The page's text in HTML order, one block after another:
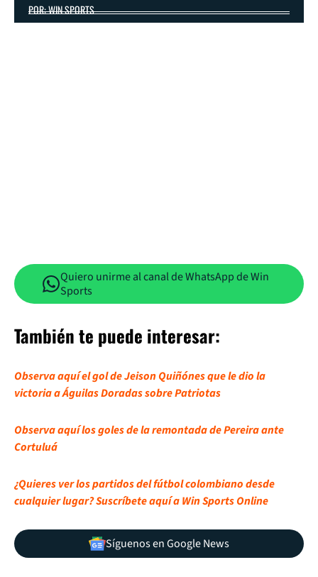
POR: WIN SPORTS
Quiero unirme al canal de WhatsApp de Win
Sports
También te puede interesar:
Observa aquí el gol de Jeison Quiñónes que le dio la
victoria a Águilas Doradas sobre Patriotas
Observa aquí los goles de la remontada de Pereira ante
Cortuluá
¿Quieres ver los partidos del fútbol colombiano desde
cualquier lugar? Suscríbete aquí a Win Sports Online
Síguenos en Google News